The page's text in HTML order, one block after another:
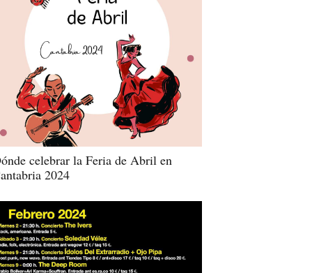
celebrar la Feria de Abril en
2024